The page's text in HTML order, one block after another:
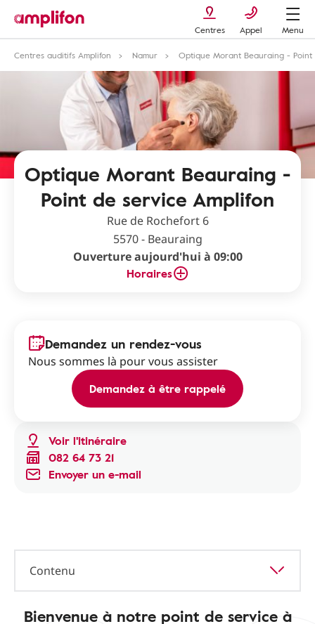
Centres Appel
Menu
Centres auditifs Amplifon
Namur Optique Morant Beauraing - Point
Optique Morant Beauraing -
Point de service Amplifon
Rue de Rochefort 6
5570 - Beauraing
Ouverture aujourd'hui à 09:00
Horaires
Voir l'itinéraire
082 64 73 21
Envoyer un e-mail
Demandez un rendez-vous
Nous sommes là pour vous assister
Demandez à être rappelé
Contenu
Bienvenue à notre point de service à